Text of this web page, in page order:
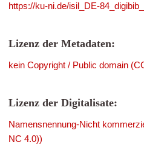
https://ku-ni.de/isil_DE-
Lizenz der Metadaten:
kein Copyright / Public domain
Lizenz der Digitalisate:
Namensnennung-Nicht
NC 4.0))